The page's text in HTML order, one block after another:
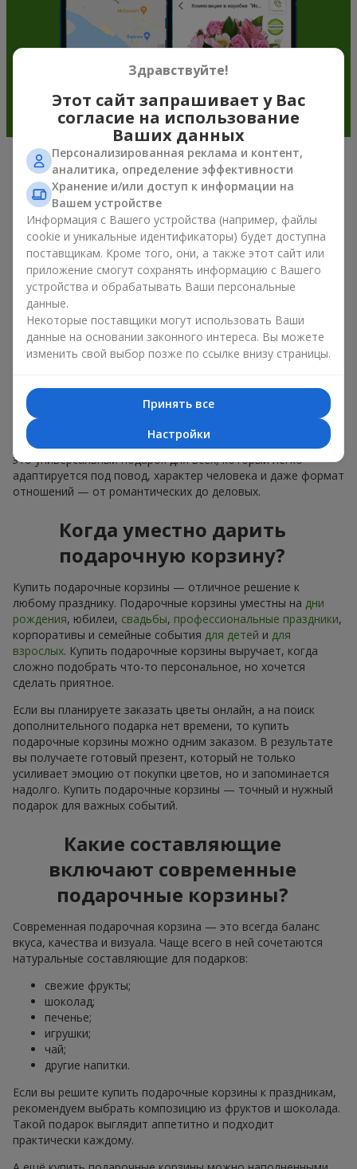
Подарочные корзины —
универсальный подарок к любому
празднику
Если вы ищете универсальный подарок, но времени в
обрез, у нас есть для вас отличное проверенное решение:
вы можете купить подарочные корзины. Подарочная
корзина с изысканными угощениями к празднику, фруктами,
вкусным чаем или даже алкогольными напитками
становится идеальным дополнением к цветам или
самостоятельным презентом. Идеальный набор,
чтобы всё это оказалось в ваших руках.
Купить подарочные корзины — это не просто приобрести
банальную вещь. Сегодня купить подарочные корзины —
это универсальный подарок для всех, который легко
адаптируется под повод, характер человека и даже формат
отношений — от романтических до деловых.
Когда уместно дарить
подарочную корзину?
Купить подарочные корзины — отличное решение к
любому празднику. Подарочные корзины уместны на дни
рождения, юбилеи, свадьбы, профессиональные праздники,
корпоративы и семейные события для детей и для
взрослых. Купить подарочные корзины выручает, когда
сложно подобрать что-то персональное, но хочется
сделать приятное.
Если вы планируете заказать цветы онлайн, а на поиск
дополнительного подарка нет времени, то купить
подарочные корзины можно одним заказом. В результате
вы получаете готовый презент, который не только
усиливает эмоцию от покупки цветов, но и запоминается
надолго. Купить подарочные корзины — точный и нужный
подарок для важных событий.
Какие составляющие
включают современные
подарочные корзины?
Современная подарочная корзина — это всегда баланс
вкуса, качества и визуала. Чаще всего в ней сочетаются
натуральные составляющие для подарков:
свежие фрукты;
шоколад;
печенье;
игрушки;
чай;
другие напитки.
Если вы решите купить подарочные корзины к праздникам,
рекомендуем выбрать композицию из фруктов и шоколада.
Такой подарок выглядит аппетитно и подходит
практически каждому.
Здравствуйте!
Этот сайт запрашивает у Вас
согласие на использование
Ваших данных
Персонализированная реклама и контент,
аналитика, определение эффективности
Хранение и/или доступ к информации на
Вашем устройстве
Информация с Вашего устройства (например, файлы
cookie и уникальные идентификаторы) будет доступна
поставщикам. Кроме того, они, а также этот сайт или
приложение смогут сохранять информацию с Вашего
устройства и обрабатывать Ваши персональные
данные.
Некоторые поставщики могут использовать Ваши
данные на основании законного интереса. Вы можете
изменить свой выбор позже по ссылке внизу страницы.
Принять все
Настройки